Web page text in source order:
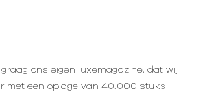
ons eigen luxemagazine, dat wij
met een oplage van 40.000 stuks